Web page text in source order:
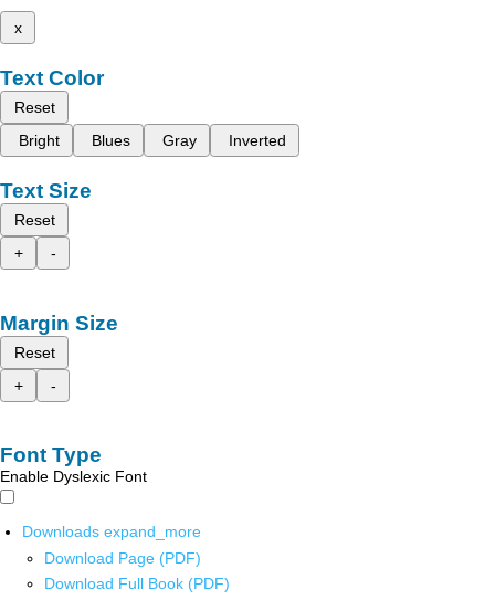
x
Text Color
Reset
Bright
Blues Gray Inverted
Text Size
Reset
+
-
Margin Size
Reset
+
-
Font Type
Enable Dyslexic Font
Downloads expand_more
Download Page (PDF)
Download Full Book (PDF)